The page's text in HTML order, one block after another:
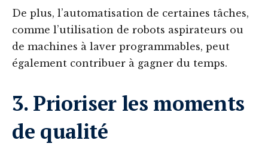
De plus, l’automatisation de certaines tâches,
comme l’utilisation de robots aspirateurs ou
de machines à laver programmables, peut
également contribuer à gagner du temps.
3. Prioriser les moments
de qualité